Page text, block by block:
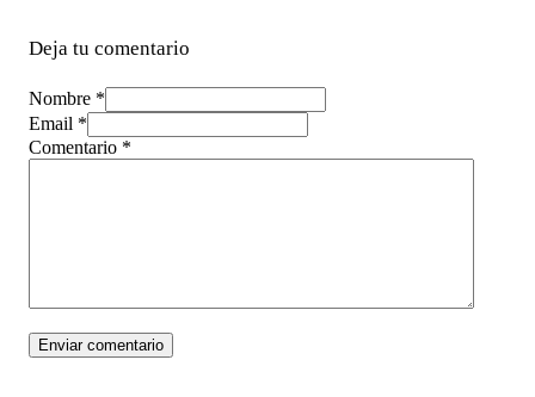
Deja tu comentario
Nombre *
Email *
Comentario *